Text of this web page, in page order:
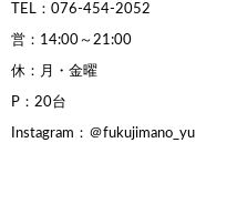
TEL：076-454-2052
営：14:00～21:00
休：月・金曜
P：20台
Instagram：＠fukujimano_yu